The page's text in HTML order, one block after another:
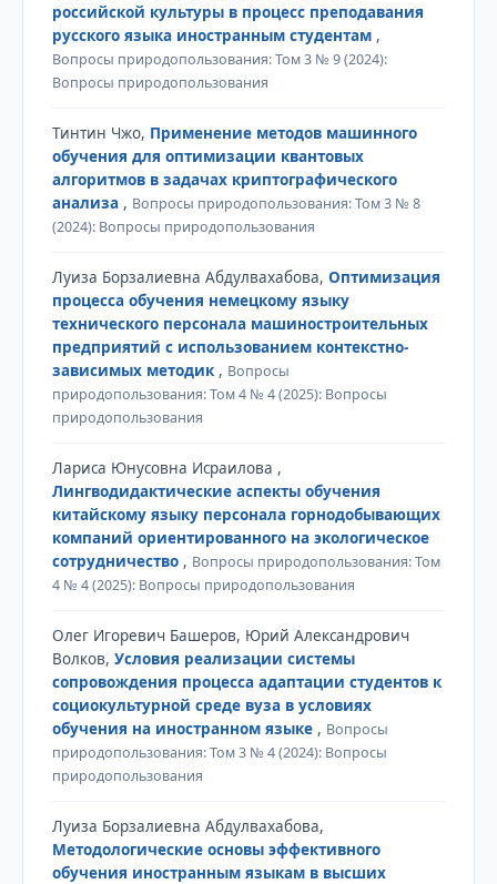
российской культуры в процесс преподавания
русского языка иностранным студентам ,
Вопросы природопользования: Том 3 № 9 (2024):
Вопросы природопользования
Тинтин Чжо, Применение методов машинного
обучения для оптимизации квантовых
алгоритмов в задачах криптографического
анализа , Вопросы природопользования: Том 3 № 8
(2024): Вопросы природопользования
Луиза Борзалиевна Абдулвахабова, Оптимизация
процесса обучения немецкому языку
технического персонала машиностроительных
предприятий с использованием контекстно-
зависимых методик , Вопросы
природопользования: Том 4 № 4 (2025): Вопросы
природопользования
Лариса Юнусовна Исраилова ,
Лингводидактические аспекты обучения
китайскому языку персонала горнодобывающих
компаний ориентированного на экологическое
сотрудничество , Вопросы природопользования: Том
4 № 4 (2025): Вопросы природопользования
Олег Игоревич Башеров, Юрий Александрович
Волков, Условия реализации системы
сопровождения процесса адаптации студентов к
социокультурной среде вуза в условиях
обучения на иностранном языке , Вопросы
природопользования: Том 3 № 4 (2024): Вопросы
природопользования
Луиза Борзалиевна Абдулвахабова,
Методологические основы эффективного
обучения иностранным языкам в высших